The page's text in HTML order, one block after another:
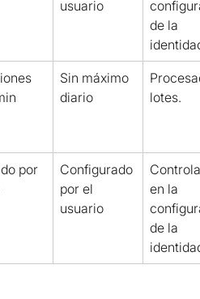
usuario
de la
Sin máximo
diario
lotes.
por
Configurado
por el
usuario
en la
de la